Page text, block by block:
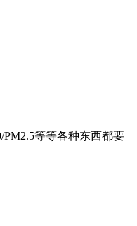
等等各种东西都要